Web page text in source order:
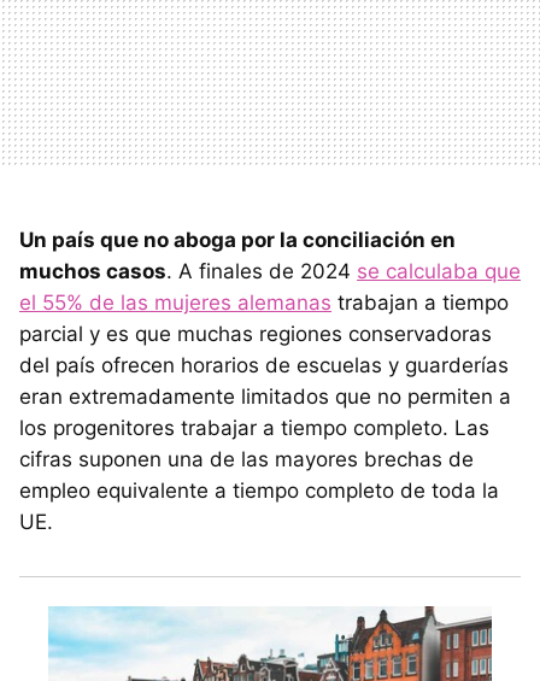
Un país que no aboga por la conciliación en
muchos casos. A finales de 2024 se calculaba que
el 55% de las mujeres alemanas trabajan a tiempo
parcial y es que muchas regiones conservadoras
del país ofrecen horarios de escuelas y guarderías
eran extremadamente limitados que no permiten a
los progenitores trabajar a tiempo completo. Las
cifras suponen una de las mayores brechas de
empleo equivalente a tiempo completo de toda la
UE.